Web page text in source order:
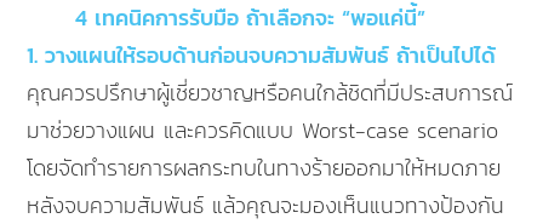
4 เทคนิคการรับมือ ถ้าเลือกจะ “พอแค่นี้”
1. วางแผนให้รอบด้านก่อนจบความสัมพันธ์ ถ้าเป็นไปได้
คุณควรปรึกษาผู้เชี่ยวชาญหรือคนใกล้ชิดที่มีประสบการณ์
มาช่วยวางแผน และควรคิดแบบ Worst-case scenario
โดยจัดทำรายการผลกระทบในทางร้ายออกมาให้หมดภาย
หลังจบความสัมพันธ์ แล้วคุณจะมองเห็นแนวทางป้องกัน